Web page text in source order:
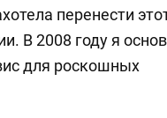
перенести
В 2008 году я
для роскошных